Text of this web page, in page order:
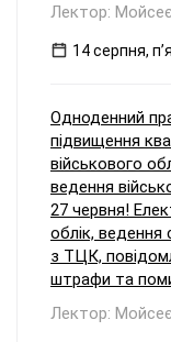
Лектор:
14 серпня,
Одноденний
підвищення
військового
ведення
27 червня!
облік, ведення
з ТЦК,
штрафи та
Лектор: